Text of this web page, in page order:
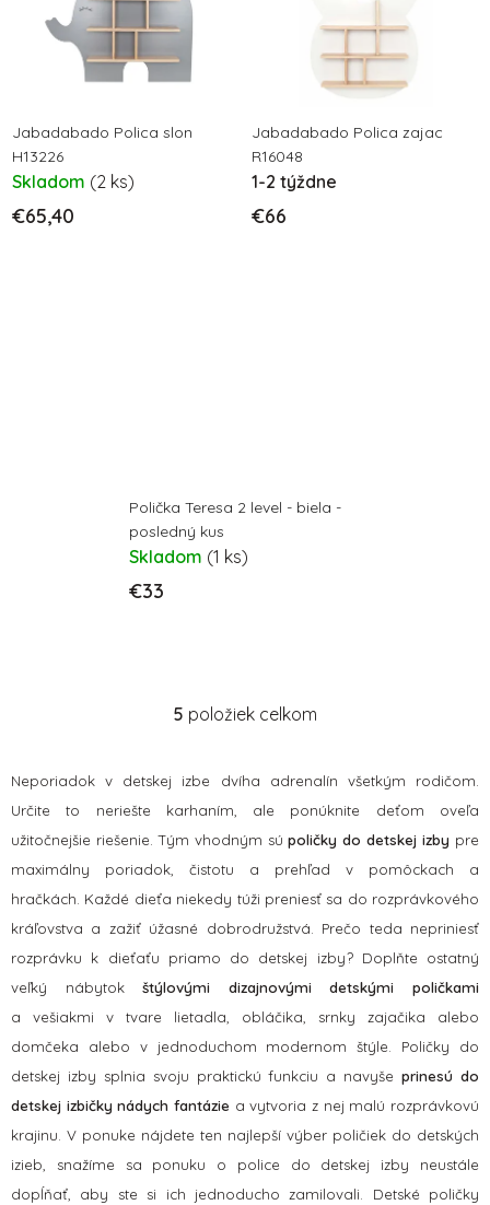
Jabadabado Polica slon
H13226
Skladom (2 ks)
€65,40
Jabadabado Polica zajac
R16048
1-2 týždne
€66
Polička Teresa 2 level - biela -
posledný kus
Skladom (1 ks)
€33
O
l
d
a
c
i
p
r
v
k
y
v
ý
p
i
s
u
5 položiek celkom
Neporiadok v detskej izbe dvíha adrenalín všetkým rodičom.
Určite to neriešte karhaním, ale ponúknite deťom oveľa
užitočnejšie riešenie. Tým vhodným súpoličky do detskej izby pre
maximálny poriadok, čistotu a prehľad v pomôckach a
hračkách. Každé dieťa niekedy túži preniesť sa do rozprávkového
kráľovstva a zažiť úžasné dobrodružstvá. Prečo teda nepriniesť
rozprávku k dieťaťu priamo do detskej izby? Doplňte ostatný
veľký nábytokštýlovými dizajnovými detskými poličkami
a vešiakmi v tvare lietadla, obláčika, srnky zajačika alebo
domčeka alebo v jednoduchom modernom štýle. Poličky do
detskej izby splnia svoju praktickú funkciu a navyšeprinesú do
detskej izbičky nádych fantázie a vytvoria z nej malú rozprávkovú
krajinu. V ponuke nájdete ten najlepší výber poličiek do detských
izieb, snažíme sa ponuku o police do detskej izby neustále
dopĺňať, aby ste si ich jednoducho zamilovali. Detské poličky